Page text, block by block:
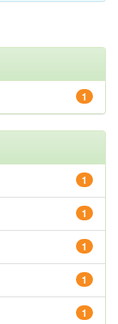
1
1
1
1
1
1